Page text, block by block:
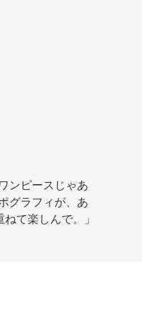
ンピースじゃあ
グラフィが、あ
て楽しんで。」